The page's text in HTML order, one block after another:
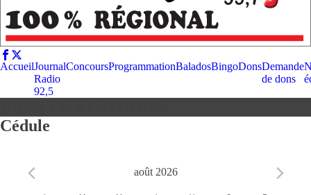
AccueilJournal
Radio
92,5
ConcoursProgrammationBaladosBingoDonsDemande
de dons
Cédule
août 2026